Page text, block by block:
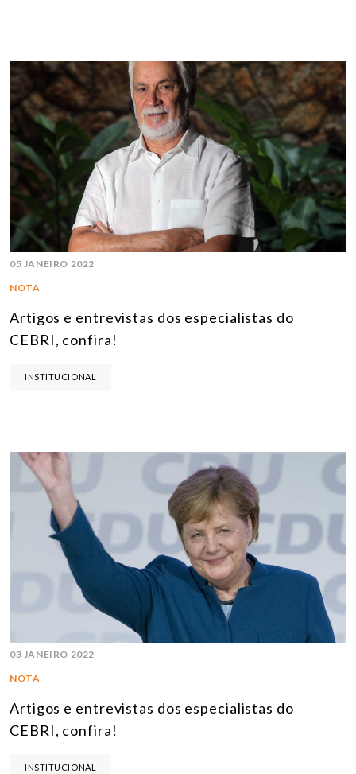
05 JANEIRO 2022
NOTA
Artigos e entrevistas dos especialistas do
CEBRI, confira!
INSTITUCIONAL
03 JANEIRO 2022
NOTA
Artigos e entrevistas dos especialistas do
CEBRI, confira!
INSTITUCIONAL